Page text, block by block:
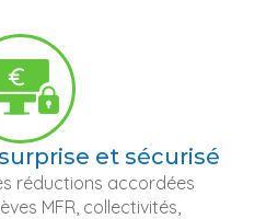
et sécurisé
réductions accordées
MFR, collectivités,